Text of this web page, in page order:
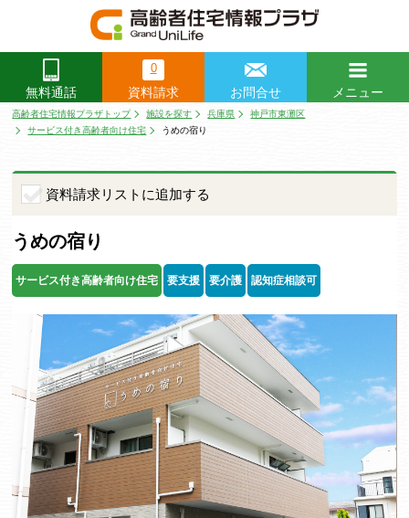
無料通話
0
資料請求 お問合せ
メニュー
高齢者住宅情報プラザトップ 施設を探す 兵庫県
神戸市東灘区
サービス付き高齢者向け住宅
うめの宿り
資料請求リストに追加する
うめの宿り
サービス付き高齢者向け住宅 要支援 要介護 認知症相談可